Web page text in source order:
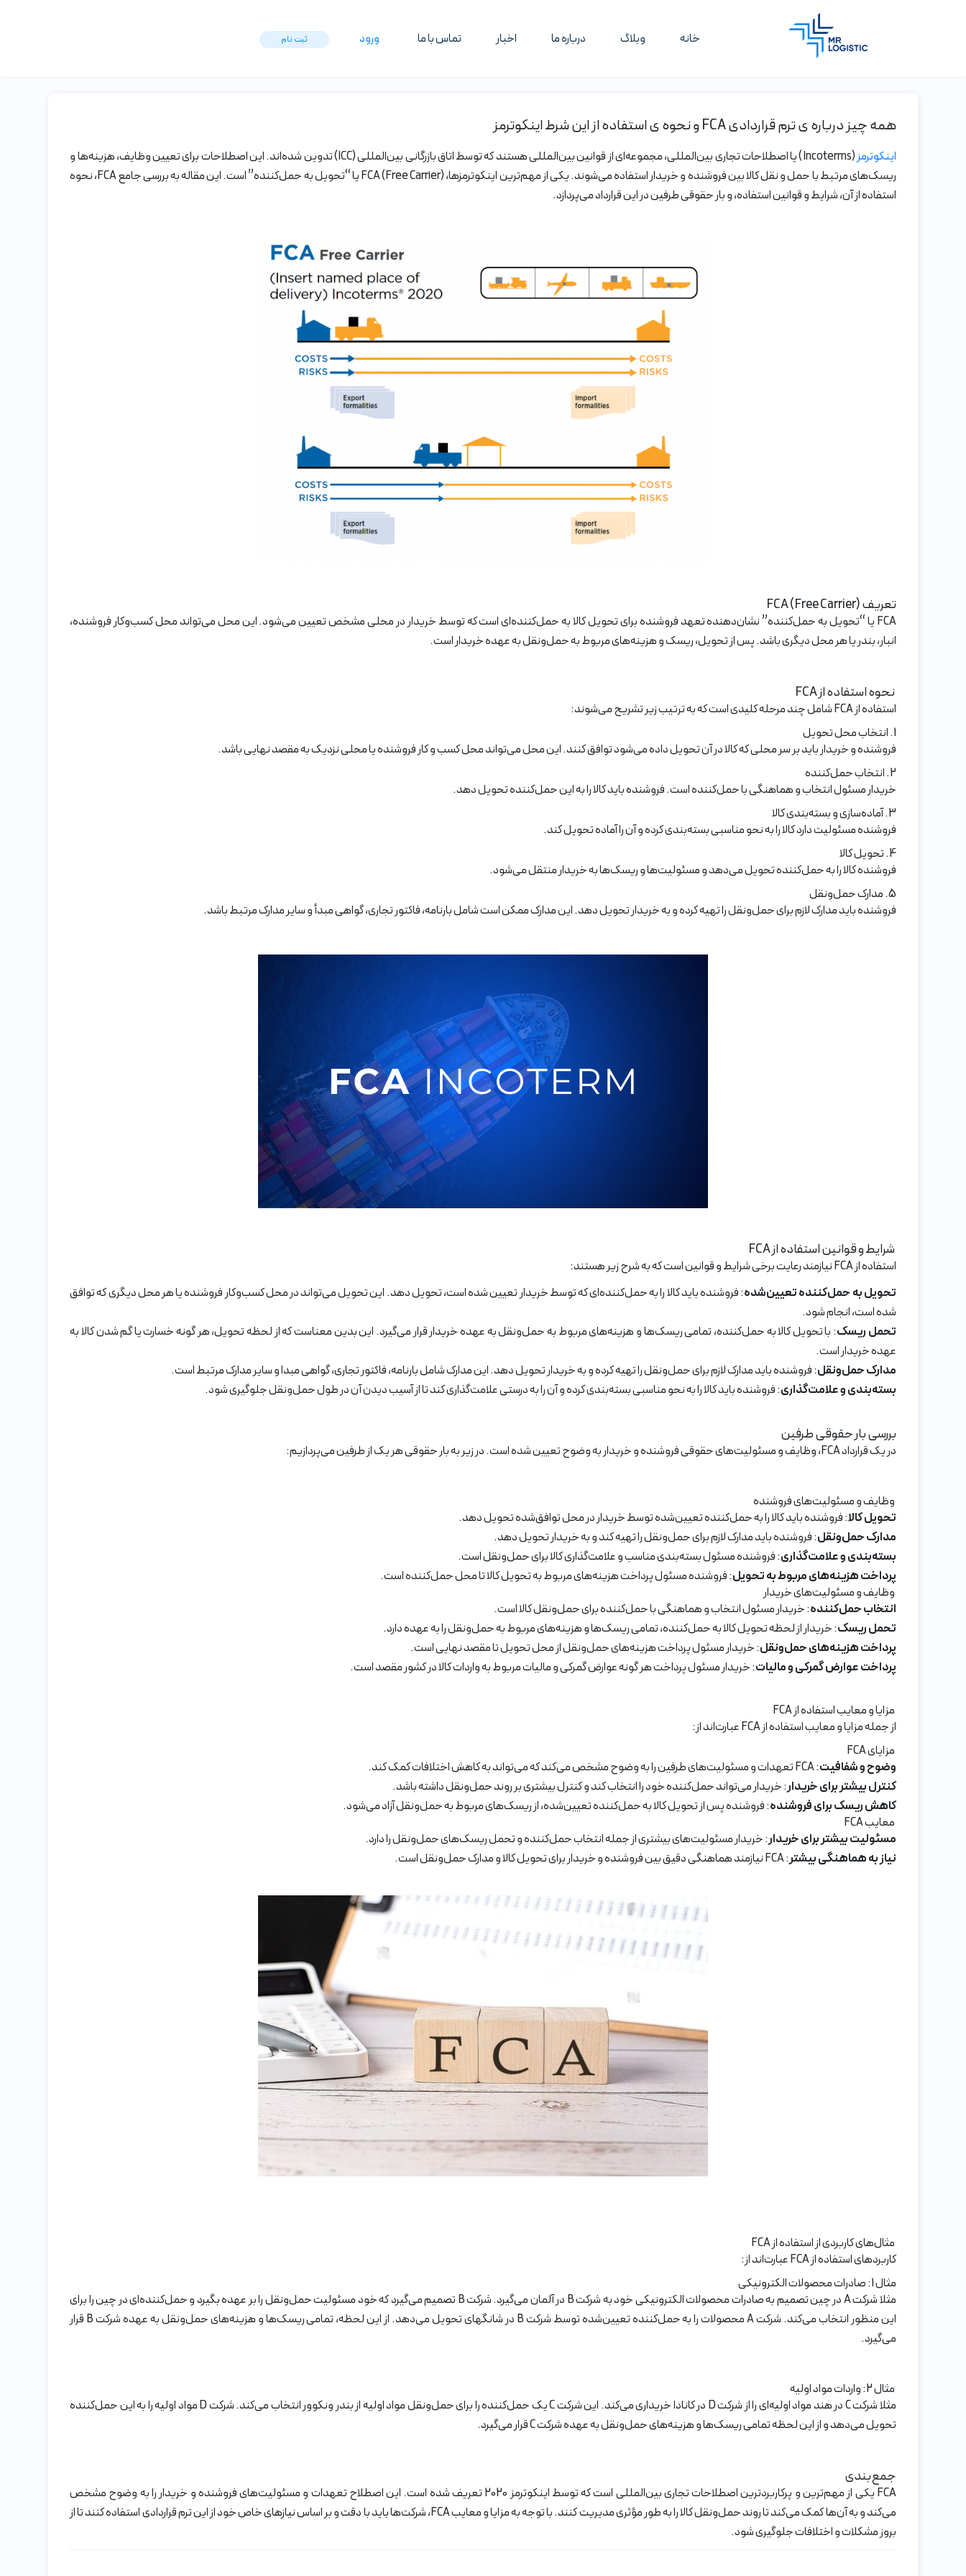
خانه وبلاگ درباره ما اخبار تماس با ما ورود ثبت ‌نام
همه چیز درباره ی ترم قراردادی FCA و نحوه ی استفاده از این شرط اینکوترمز
اینکوترمز
(Incoterms) یا اصطلاحات تجاری بین‌المللی، مجموعه‌ای از قوانین بین‌المللی هستند که توسط اتاق بازرگانی بین‌المللی (ICC) تدوین شده‌اند. این اصطلاحات برای تعیین وظایف، هزینه‌ها و
ریسک‌های مرتبط با حمل و نقل کالا بین فروشنده و خریدار استفاده می‌شوند. یکی از مهم‌ترین اینکوترمزها، FCA (Free Carrier) یا “تحویل به حمل‌کننده” است. این مقاله به بررسی جامع FCA، نحوه
استفاده از آن، شرایط و قوانین استفاده، و بار حقوقی طرفین در این قرارداد می‌پردازد.
تعریف FCA (Free Carrier)
FCA یا “تحویل به حمل‌کننده” نشان‌دهنده تعهد فروشنده برای تحویل کالا به حمل‌کننده‌ای است که توسط خریدار در محلی مشخص تعیین می‌شود. این محل می‌تواند محل کسب‌وکار فروشنده،
انبار، بندر یا هر محل دیگری باشد. پس از تحویل، ریسک و هزینه‌های مربوط به حمل‌ونقل به عهده خریدار است.
نحوه استفاده از FCA
استفاده از FCA شامل چند مرحله کلیدی است که به ترتیب زیر تشریح می‌شوند:
1. انتخاب محل تحویل
فروشنده و خریدار باید بر سر محلی که کالا در آن تحویل داده می‌شود توافق کنند. این محل می‌تواند محل کسب و کار فروشنده یا محلی نزدیک به مقصد نهایی باشد.
2. انتخاب حمل‌کننده
خریدار مسئول انتخاب و هماهنگی با حمل‌کننده است. فروشنده باید کالا را به این حمل‌کننده تحویل دهد.
3. آماده‌سازی و بسته‌بندی کالا
فروشنده مسئولیت دارد کالا را به نحو مناسبی بسته‌بندی کرده و آن را آماده تحویل کند.
4. تحویل کالا
فروشنده کالا را به حمل‌کننده تحویل می‌دهد و مسئولیت‌ها و ریسک‌ها به خریدار منتقل می‌شود.
5. مدارک حمل‌ونقل
فروشنده باید مدارک لازم برای حمل‌ونقل را تهیه کرده و به خریدار تحویل دهد. این مدارک ممکن است شامل بارنامه، فاکتور تجاری، گواهی مبدأ و سایر مدارک مرتبط باشد.
شرایط و قوانین استفاده از FCA
استفاده از FCA نیازمند رعایت برخی شرایط و قوانین است که به شرح زیر هستند:
تحویل به حمل‌کننده تعیین‌شده: فروشنده باید کالا را به حمل‌کننده‌ای که توسط خریدار تعیین شده است، تحویل دهد. این تحویل می‌تواند در محل کسب‌وکار فروشنده یا هر محل دیگری که توافق
شده است، انجام شود.
تحمل ریسک: با تحویل کالا به حمل‌کننده، تمامی ریسک‌ها و هزینه‌های مربوط به حمل‌ونقل به عهده خریدار قرار می‌گیرد. این بدین معناست که از لحظه تحویل، هر گونه خسارت یا گم شدن کالا به
عهده خریدار است.
مدارک حمل‌ونقل: فروشنده باید مدارک لازم برای حمل‌ونقل را تهیه کرده و به خریدار تحویل دهد. این مدارک شامل بارنامه، فاکتور تجاری، گواهی مبدا و سایر مدارک مرتبط است.
بسته‌بندی و علامت‌گذاری: فروشنده باید کالا را به نحو مناسبی بسته‌بندی کرده و آن را به درستی علامت‌گذاری کند تا از آسیب دیدن آن در طول حمل‌ونقل جلوگیری شود.
بررسی بار حقوقی طرفین
در یک قرارداد FCA، وظایف و مسئولیت‌های حقوقی فروشنده و خریدار به وضوح تعیین شده است. در زیر به بار حقوقی هر یک از طرفین می‌پردازیم:
وظایف و مسئولیت‌های فروشنده
تحویل کالا: فروشنده باید کالا را به حمل‌کننده تعیین‌شده توسط خریدار در محل توافق‌شده تحویل دهد.
مدارک حمل‌ونقل: فروشنده باید مدارک لازم برای حمل‌ونقل را تهیه کند و به خریدار تحویل دهد.
بسته‌بندی و علامت‌گذاری: فروشنده مسئول بسته‌بندی مناسب و علامت‌گذاری کالا برای حمل‌ونقل است.
پرداخت هزینه‌های مربوط به تحویل: فروشنده مسئول پرداخت هزینه‌های مربوط به تحویل کالا تا محل حمل‌کننده است.
وظایف و مسئولیت‌های خریدار
انتخاب حمل‌کننده: خریدار مسئول انتخاب و هماهنگی با حمل‌کننده برای حمل‌ونقل کالا است.
تحمل ریسک: خریدار از لحظه تحویل کالا به حمل‌کننده، تمامی ریسک‌ها و هزینه‌های مربوط به حمل‌ونقل را به عهده دارد.
پرداخت هزینه‌های حمل‌ونقل: خریدار مسئول پرداخت هزینه‌های حمل‌ونقل از محل تحویل تا مقصد نهایی است.
پرداخت عوارض گمرکی و مالیات: خریدار مسئول پرداخت هر گونه عوارض گمرکی و مالیات مربوط به واردات کالا در کشور مقصد است.
مزایا و معایب استفاده از FCA
از جمله مزایا و معایب استفاده از FCA عبارت‌اند از:
مزایای FCA
وضوح و شفافیت: FCA تعهدات و مسئولیت‌های طرفین را به وضوح مشخص می‌کند که می‌تواند به کاهش اختلافات کمک کند.
کنترل بیشتر برای خریدار: خریدار می‌تواند حمل‌کننده خود را انتخاب کند و کنترل بیشتری بر روند حمل‌ونقل داشته باشد.
کاهش ریسک برای فروشنده: فروشنده پس از تحویل کالا به حمل‌کننده تعیین‌شده، از ریسک‌های مربوط به حمل‌ونقل آزاد می‌شود.
معایب FCA
مسئولیت بیشتر برای خریدار: خریدار مسئولیت‌های بیشتری از جمله انتخاب حمل‌کننده و تحمل ریسک‌های حمل‌ونقل را دارد.
نیاز به هماهنگی بیشتر: FCA نیازمند هماهنگی دقیق بین فروشنده و خریدار برای تحویل کالا و مدارک حمل‌ونقل است.
مثال‌های کاربردی از استفاده از FCA
کاربردهای استفاده از FCA عبارت‌اند از:
مثال 1: صادرات محصولات الکترونیکی
مثلا شرکت A در چین تصمیم به صادرات محصولات الکترونیکی خود به شرکت B در آلمان می‌گیرد. شرکت B تصمیم می‌گیرد که خود مسئولیت حمل‌ونقل را بر عهده بگیرد و حمل‌کننده‌ای در چین را برای
این منظور انتخاب می‌کند. شرکت A محصولات را به حمل‌کننده تعیین‌شده توسط شرکت B در شانگهای تحویل می‌دهد. از این لحظه، تمامی ریسک‌ها و هزینه‌های حمل‌ونقل به عهده شرکت B قرار
می‌گیرد.
مثال 2: واردات مواد اولیه
مثلا شرکت C در هند مواد اولیه‌ای را از شرکت D در کانادا خریداری می‌کند. این شرکت C یک حمل‌کننده را برای حمل‌ونقل مواد اولیه از بندر ونکوور انتخاب می‌کند. شرکت D مواد اولیه را به این حمل‌کننده
تحویل می‌دهد و از این لحظه تمامی ریسک‌ها و هزینه‌های حمل‌ونقل به عهده شرکت C قرار می‌گیرد.
جمع‌بندی
FCA یکی از مهم‌ترین و پرکاربردترین اصطلاحات تجاری بین‌المللی است که توسط اینکوترمز 2020 تعریف شده است. این اصطلاح تعهدات و مسئولیت‌های فروشنده و خریدار را به وضوح مشخص
می‌کند و به آن‌ها کمک می‌کند تا روند حمل‌ونقل کالا را به طور مؤثری مدیریت کنند. با توجه به مزایا و معایب FCA، شرکت‌ها باید با دقت و بر اساس نیازهای خاص خود از این ترم قراردادی استفاده کنند تا از
بروز مشکلات و اختلافات جلوگیری شود.